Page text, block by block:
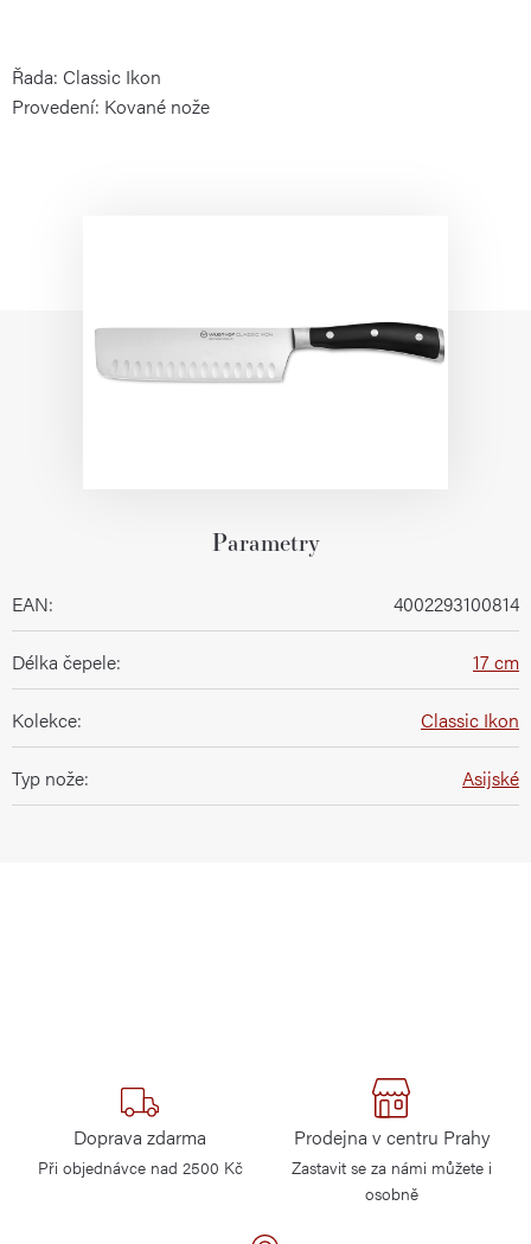
Řada: Classic Ikon
Provedení: Kované nože
Parametry
EAN: 4002293100814
Délka čepele: 17 cm
Kolekce: Classic Ikon
Typ nože: Asijské
Doprava zdarma
Při objednávce nad 2500 Kč
Prodejna v centru Prahy
Zastavit se za námi můžete i
osobně